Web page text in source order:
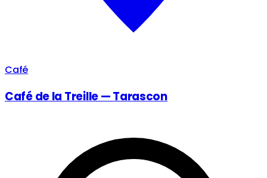
Café
Café de la Treille — Tarascon